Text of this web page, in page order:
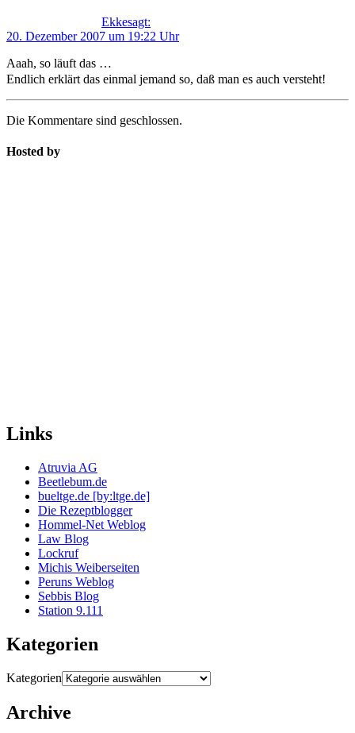
Ekkesagt:
20. Dezember 2007 um 19:22 Uhr
Aaah, so läuft das …
Endlich erklärt das einmal jemand so, daß man es auch versteht!
Die Kommentare sind geschlossen.
Hosted by
Links
Atruvia AG
Beetlebum.de
bueltge.de [by:ltge.de]
Die Rezeptblogger
Hommel-Net Weblog
Law Blog
Lockruf
Michis Weiberseiten
Peruns Weblog
Sebbis Blog
Station 9.111
Kategorien
Kategorien
Archive